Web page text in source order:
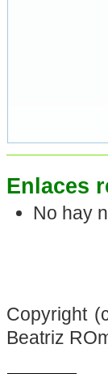
Enlaces
No hay
Copyright
Beatriz